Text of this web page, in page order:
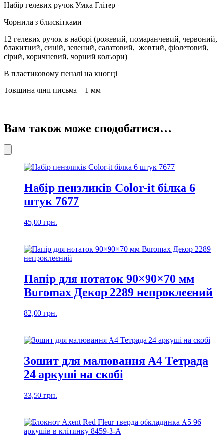
кількість
Набір гелевих ручок Умка Глітер
Чорнила з блискітками
12 гелевих ручок в наборі (рожевий, помаранчевий, червоний,
блакитний, синій, зелений, салатовий, жовтий, фіолетовий,
сірий, коричневий, чорний кольори)
В пластиковому пеналі на кнопці
Товщина лінії письма – 1 мм
Вам також може сподобатися…
Набір пензликів Color-it білка 6
штук 7677
45,00 грн.
Папір для нотаток 90×90×70 мм
Buromax Декор 2289 непроклеєний
82,00 грн.
Зошит для малювання А4 Тетрада
24 аркуші на скобі
33,50 грн.